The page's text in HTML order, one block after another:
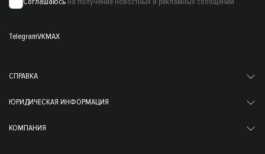
TelegramVKMAX
СПРАВКА
ЮРИДИЧЕСКАЯ ИНФОРМАЦИЯ
КОМПАНИЯ